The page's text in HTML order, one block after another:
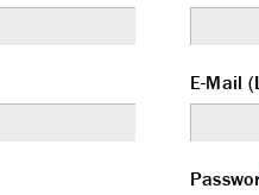
E-Mail